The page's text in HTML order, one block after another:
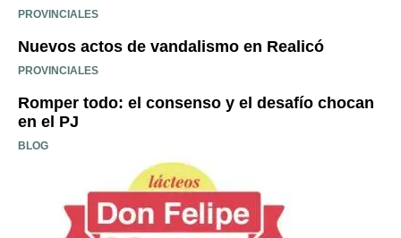
PROVINCIALES
Nuevos actos de vandalismo en Realicó
PROVINCIALES
Romper todo: el consenso y el desafío chocan
en el PJ
BLOG